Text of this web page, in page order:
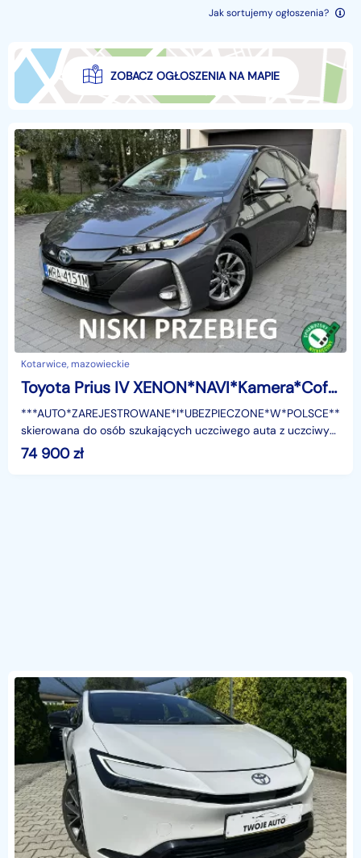
Jak sortujemy ogłoszenia?
ZOBACZ OGŁOSZENIA NA MAPIE
Kotarwice, mazowieckie
Toyota Prius IV XENON*NAVI*Kamera*Cofania*Grzane*Fotele*Czujniki*Parkowania*Serwis*A
skierowana do osób szukających uczciwego auta z uczciwym
udokumentowanym przebiegiem i historią pojazdu,
74 900zł